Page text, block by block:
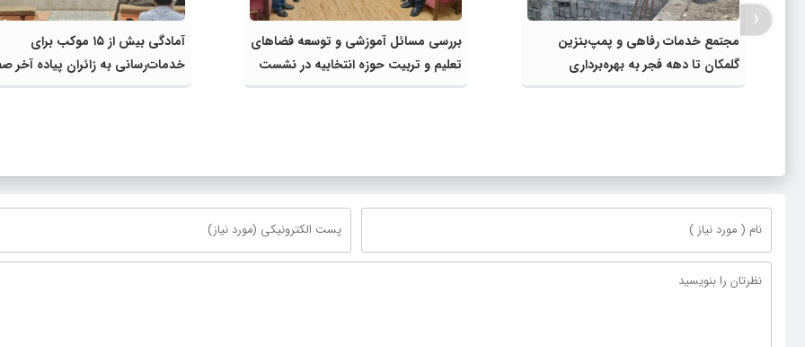
مجتمع خدمات رفاهی و پمپ‌بنزین
گلمکان تا دهه فجر به بهره‌برداری
می‌رسد
بررسی مسائل آموزشی و توسعه فضاهای
تعلیم و تربیت حوزه انتخابیه در نشست
مشترک عضو کمیسیون آموزش مجلس با
آمادگی بیش از ۱۵ موکب برای
خدمات‌رسانی به زائران پیاده آخر
شهرستان چناران
‹